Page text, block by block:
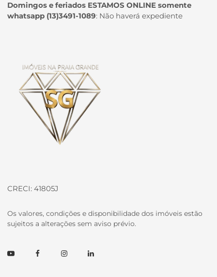
Domingos e feriados ESTAMOS ONLINE somente
whatsapp (13)3491-1089: Não haverá expediente
CRECI: 41805J
Os valores, condições e disponibilidade dos imóveis estão
sujeitos a alterações sem aviso prévio.
YoutubeFacebookInstagramLinkedin